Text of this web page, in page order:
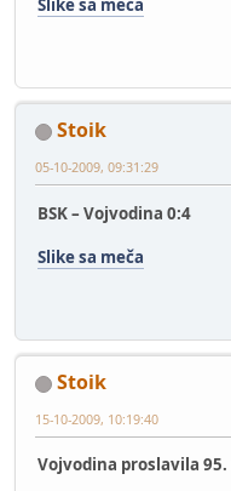
Slike sa meča
Stoik
05-10-2009, 09:31:29
BSK – Vojvodina 0:4
Slike sa meča
Stoik
15-10-2009, 10:19:40
Vojvodina proslavila